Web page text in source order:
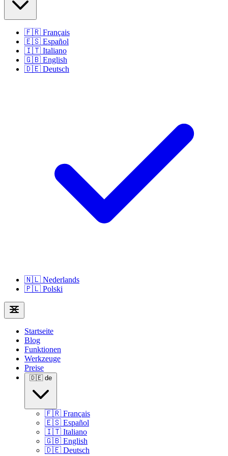
🇫🇷 Français
🇪🇸 Español
🇮🇹 Italiano
🇬🇧 English
🇩🇪 Deutsch
🇳🇱 Nederlands
🇵🇱 Polski
Startseite
Blog
Funktionen
Werkzeuge
Preise
🇩🇪 de
🇫🇷 Français
🇪🇸 Español
🇮🇹 Italiano
🇬🇧 English
🇩🇪 Deutsch